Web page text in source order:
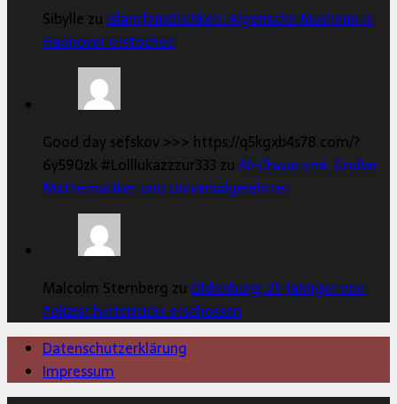
Sibylle zu Islamfeindlichkeit: Algerische Muslimin in
Hannover erstochen
Good day sefskov >>> https://q5kgxb4s78.com/?
6y590zk #Lolllukazzzur333 zuAl-Chwarizmi: Großer
Mathematiker und Universalgelehrter
Malcolm Sternberg zu Oldenburg: 21-Jähriger von
Polizist hinterrücks erschossen
Datenschutzerklärung
Impressum